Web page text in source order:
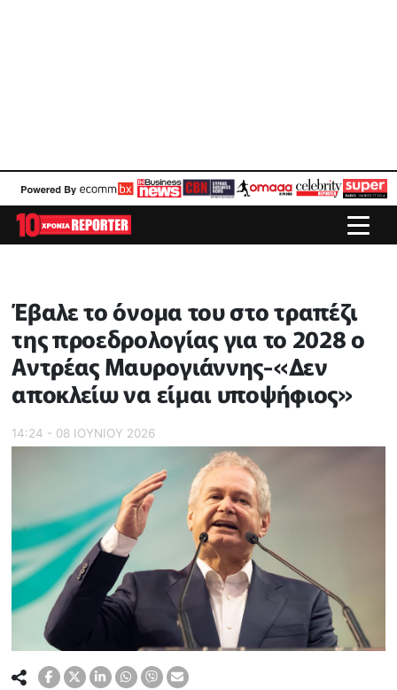
Έβαλε το όνομα του στο τραπέζι
της προεδρολογίας για το 2028 ο
Αντρέας Μαυρογιάννης-«Δεν
αποκλείω να είμαι υποψήφιος»
14:24 - 08 ΙΟΥΝΙΟΥ 2026